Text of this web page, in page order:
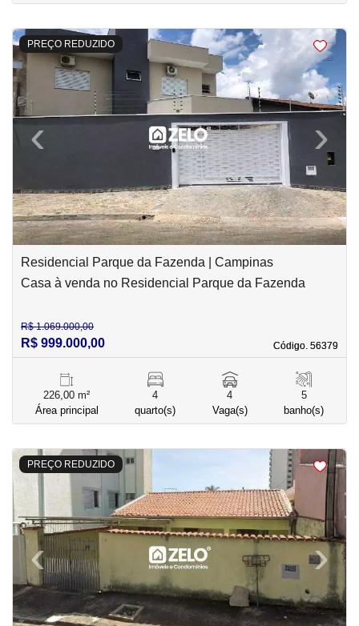
PREÇO REDUZIDO
<<<<
‹Previous ›Next
Residencial Parque da Fazenda | Campinas
Código. 56379
Código. 56379
Casa à venda no Residencial Parque da Fazenda
R$ 1.069.000,00
R$ 999.000,00
226,00 m²
Área principal
4
quarto(s)
4
Vaga(s)
5
banho(s)
PREÇO REDUZIDO
<<<<
‹
Previous ›Next